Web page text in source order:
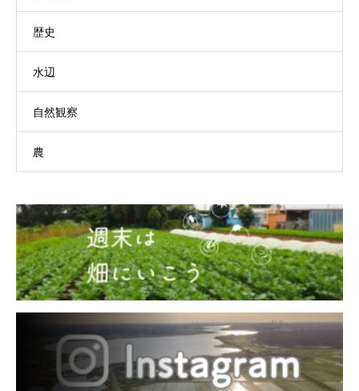
歴史
水辺
自然観察
農